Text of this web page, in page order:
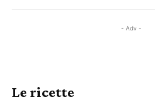
- Adv -
Le ricette